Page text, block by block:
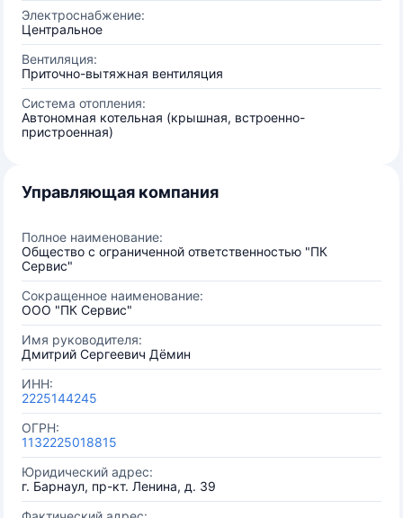
Электроснабжение:
Центральное
Вентиляция:
Приточно-вытяжная вентиляция
Система отопления:
Автономная котельная (крышная, встроенно-
пристроенная)
Управляющая компания
Полное наименование:
Общество с ограниченной ответственностью "ПК
Сервис"
Сокращенное наименование:
ООО "ПК Сервис"
Имя руководителя:
Дмитрий Сергеевич Дёмин
ИНН:
2225144245
ОГРН:
1132225018815
Юридический адрес:
г. Барнаул, пр-кт. Ленина, д. 39